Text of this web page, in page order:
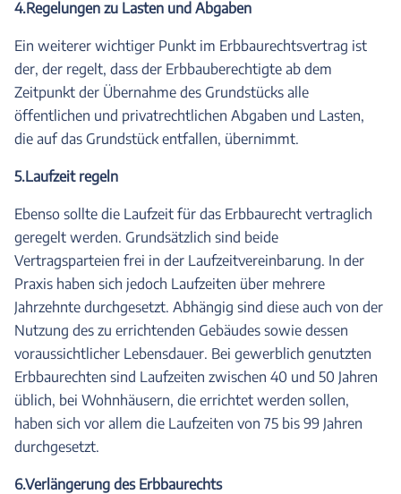
4.Regelungen zu Lasten und Abgaben
Ein weiterer wichtiger Punkt im Erbbaurechtsvertrag ist
der, der regelt, dass der Erbbauberechtigte ab dem
Zeitpunkt der Übernahme des Grundstücks alle
öffentlichen und privatrechtlichen Abgaben und Lasten,
die auf das Grundstück entfallen, übernimmt.
5.Laufzeit regeln
Ebenso sollte die Laufzeit für das Erbbaurecht vertraglich
geregelt werden. Grundsätzlich sind beide
Vertragsparteien frei in der Laufzeitvereinbarung. In der
Praxis haben sich jedoch Laufzeiten über mehrere
Jahrzehnte durchgesetzt. Abhängig sind diese auch von der
Nutzung des zu errichtenden Gebäudes sowie dessen
voraussichtlicher Lebensdauer. Bei gewerblich genutzten
Erbbaurechten sind Laufzeiten zwischen 40 und 50 Jahren
üblich, bei Wohnhäusern, die errichtet werden sollen,
haben sich vor allem die Laufzeiten von 75 bis 99 Jahren
durchgesetzt.
6.Verlängerung des Erbbaurechts